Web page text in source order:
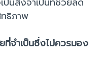
ทธิภาพ
จำเป็นซึ่งไม่ควรมอง